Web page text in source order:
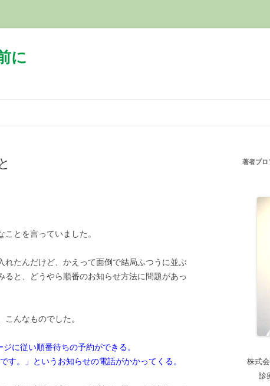
に
とを言っていました。
れたんだけど、かえって面倒で結局ふつうに並ぶ
と、どうやら順番のお知らせ方法に問題があっ
んなものでした。
に従い順番待ちの予約ができる。
。」というお知らせの電話がかかってくる。
著者プ
株式
診